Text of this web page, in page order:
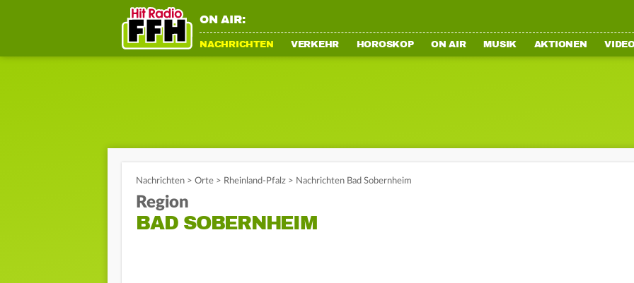
ON AIR:
NACHRICHTEN VERKEHR HOROSKOP ON AIR MUSIK AKTIONEN
Nachrichten > Orte > Rheinland-Pfalz > Nachrichten Bad Sobernheim
Region
BAD SOBERNHEIM